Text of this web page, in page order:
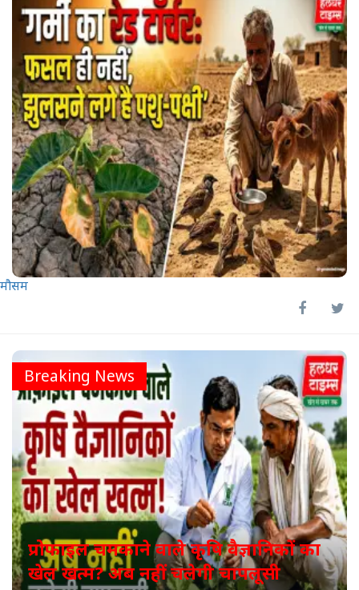
मौसम
Breaking News
प्रोफाइल चमकाने वाले कृषि वैज्ञानिकों का
खेल खत्म? अब नहीं चलेगी चापलूसी